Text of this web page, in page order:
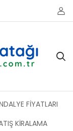
FİYATLARI
KİRALAMA